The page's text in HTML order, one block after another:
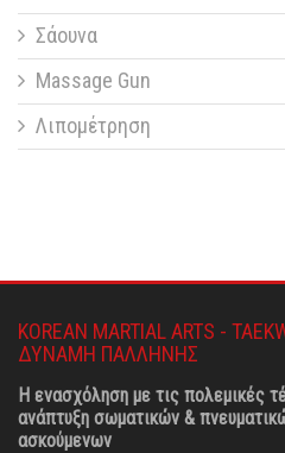
Σάουνα
Massage Gun
Λιπομέτρηση
KOREAN MARTIAL ARTS -
ΔΥΝΑΜΗ ΠΑΛΛΗΝΗΣ
Η ενασχόληση με τις πολεμικές
ανάπτυξη σωματικών &
ασκούμενων